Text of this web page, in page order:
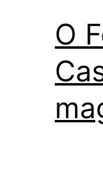
O